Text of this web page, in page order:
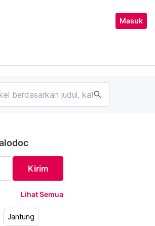
Masuk
search
Kirim
Lihat Semua
Jantung